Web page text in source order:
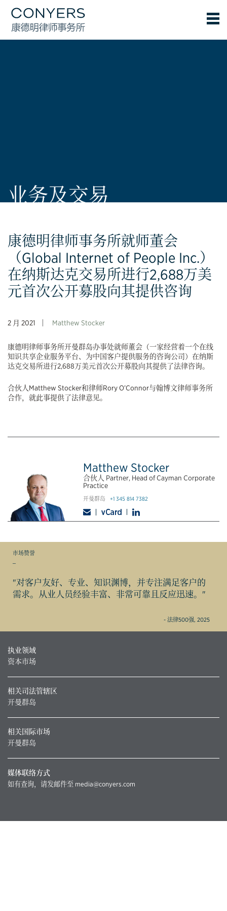
业务及交易
康德明律师事务所就师董会
（Global Internet of People Inc.）
在纳斯达克交易所进行2,688万美
元首次公开募股向其提供咨询
2 月 2021 Matthew Stocker
康德明律师事务所开曼群岛办事处就师董会（一家经营着一个在线
知识共享企业服务平台、为中国客户提供服务的咨询公司）在纳斯
达克交易所进行2,688万美元首次公开募股向其提供了法律咨询。
合伙人Matthew Stocker和律师Rory O’Connor与翰博文律师事务所
合作，就此事提供了法律意见。
Matthew Stocker
合伙人 Partner, Head of Cayman Corporate
Practice
开曼群岛+1 345 814 7382
市场赞誉
"对客户友好、专业、知识渊博，并专注满足客户的
需求。从业人员经验丰富、非常可靠且反应迅速。"
- 法律500强, 2025
执业领域
资本市场
相关司法管辖区
开曼群岛
相关国际市场
开曼群岛
媒体联络方式
如有查询，请发邮件至 media@conyers.com